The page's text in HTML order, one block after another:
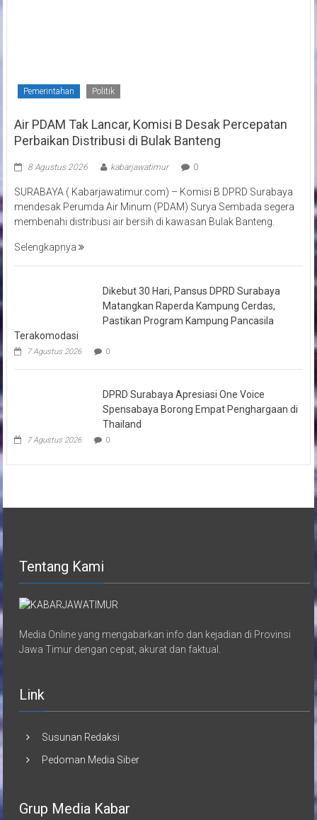
Pemerintahan Politik
Air PDAM Tak Lancar, Komisi B Desak Percepatan
Perbaikan Distribusi di Bulak Banteng
8 Agustus 2026 kabarjawatimur 0
SURABAYA ( Kabarjawatimur.com) – Komisi B DPRD Surabaya
mendesak Perumda Air Minum (PDAM) Surya Sembada segera
membenahi distribusi air bersih di kawasan Bulak Banteng.
Selengkapnya
Dikebut 30 Hari, Pansus DPRD Surabaya
Matangkan Raperda Kampung Cerdas,
Pastikan Program Kampung Pancasila
Terakomodasi
7 Agustus 2026 0
DPRD Surabaya Apresiasi One Voice
Spensabaya Borong Empat Penghargaan di
Thailand
7 Agustus 2026 0
Tentang Kami
Media Online yang mengabarkan info dan kejadian di Provinsi
Jawa Timur dengan cepat, akurat dan faktual.
Link
Susunan Redaksi
Pedoman Media Siber
Grup Media Kabar